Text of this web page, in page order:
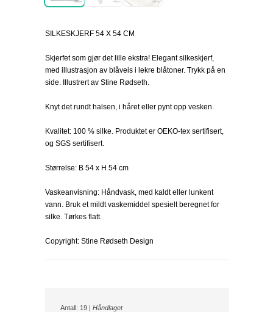
SILKESKJERF 54 X 54 CM
Skjerfet som gjør det lille ekstra! Elegant silkeskjerf,
med illustrasjon av blåveis i lekre blåtoner. Trykk på en
side. Illustrert av Stine Rødseth.
Knyt det rundt halsen, i håret eller pynt opp vesken.
Kvalitet: 100 % silke. Produktet er OEKO-tex sertifisert,
og SGS sertifisert.
Størrelse: B 54 x H 54 cm
Vaskeanvisning: Håndvask, med kaldt eller lunkent
vann. Bruk et mildt vaskemiddel spesielt beregnet for
silke. Tørkes flatt.
Copyright: Stine Rødseth Design
Antall: 19 | Håndlaget